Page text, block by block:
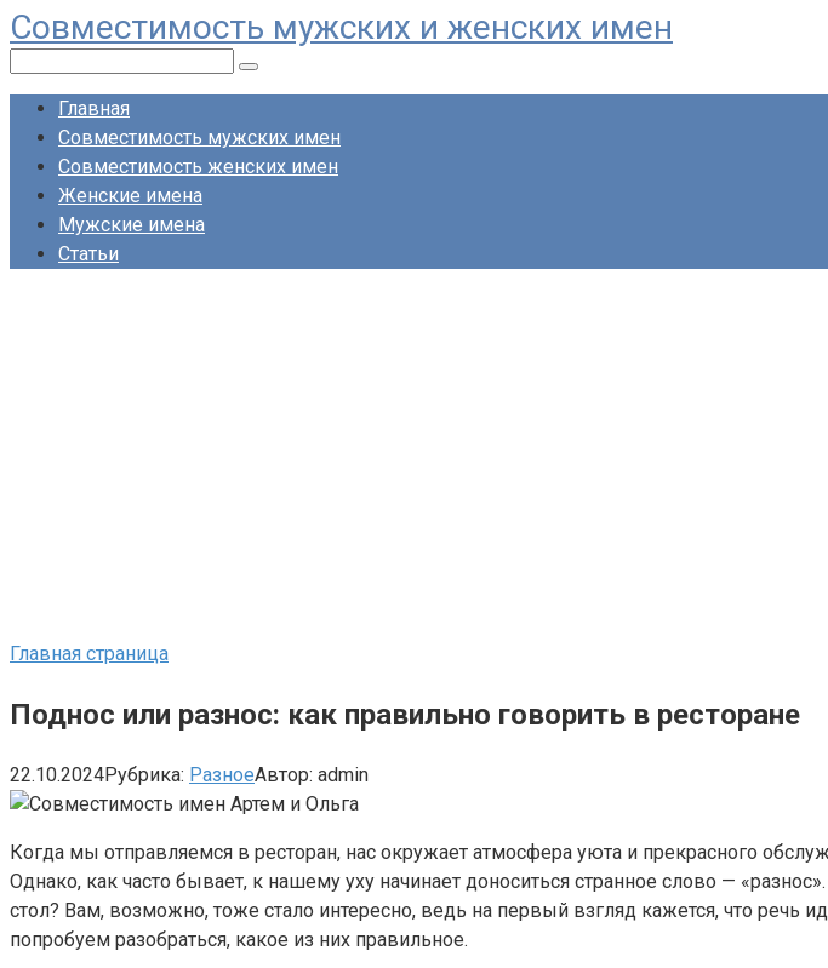
Перейти
к
контенту
Совместимость мужских и женских имен
Главная
Совместимость мужских имен
Совместимость женских имен
Женские имена
Мужские имена
Статьи
Главная страница
Поднос или разнос: как правильно говорить в ресторане
22.10.2024Рубрика: РазноеАвтор: admin
Когда мы отправляемся в ресторан, нас окружает атмосфера уюта и прекрасного
Однако, как часто бывает, к нашему уху начинает доноситься странное слово —
стол? Вам, возможно, тоже стало интересно, ведь на первый взгляд кажется, что речь
попробуем разобраться, какое из них правильное.